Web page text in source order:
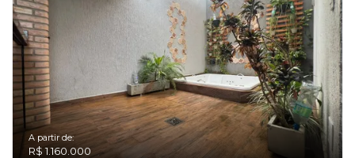
A partir de:
R$ 1.160.000